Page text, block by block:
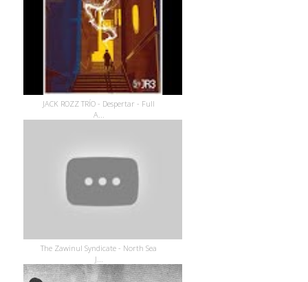
JACK ROZZ TRÍO - Despertar - Full
A...
The Zawinul Syndicate - North Sea
J...